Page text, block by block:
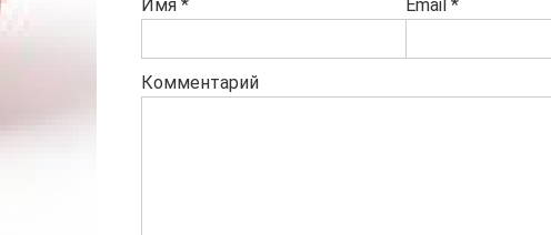
Имя * Email *
Комментарий